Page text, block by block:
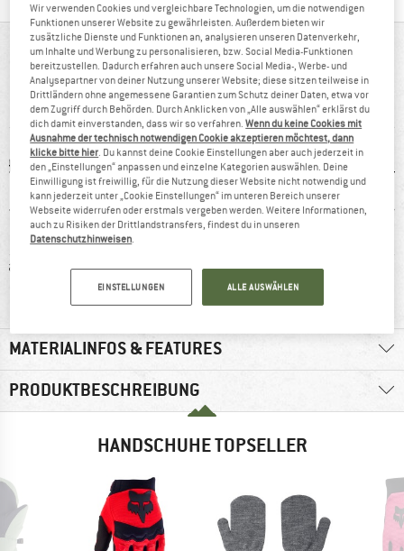
AUF EINEN BLICK
Wasserdichte und atmungsaktive 3-Finger-Fäustlinge für
Kinder und Teenager
100%
Weiterempfehlung
winddicht
MATERIALINFOS & FEATURES
PRODUKTBESCHREIBUNG
HANDSCHUHE TOPSELLER
Wir verwenden Cookies und vergleichbare Technologien, um die notwendigen
Funktionen unserer Website zu gewährleisten. Außerdem bieten wir
zusätzliche Dienste und Funktionen an, analysieren unseren Datenverkehr,
um Inhalte und Werbung zu personalisieren, bzw. Social Media-Funktionen
bereitzustellen. Dadurch erfahren auch unsere Social Media-, Werbe- und
Analysepartner von deiner Nutzung unserer Website; diese sitzen teilweise in
Drittländern ohne angemessene Garantien zum Schutz deiner Daten, etwa vor
dem Zugriff durch Behörden. Durch Anklicken von „Alle auswählen“ erklärst du
dich damit einverstanden, dass wir so verfahren.Wenn du keine Cookies mit
Ausnahme der technisch notwendigen Cookie akzeptieren möchtest, dann
klicke bitte hier . Du kannst deine Cookie Einstellungen aber auch jederzeit in
den „Einstellungen“ anpassen und einzelne Kategorien auswählen. Deine
Einwilligung ist freiwillig, für die Nutzung dieser Website nicht notwendig und
kann jederzeit unter „Cookie Einstellungen“ im unteren Bereich unserer
Webseite widerrufen oder erstmals vergeben werden. Weitere Informationen,
auch zu Risiken der Drittlandstransfers, findest du in unseren
Datenschutzhinweisen
EINSTELLUNGEN ALLE AUSWÄHLEN